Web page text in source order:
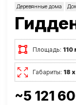
Деревянные дома
Площадь: 110
Габариты: 18
~5 121